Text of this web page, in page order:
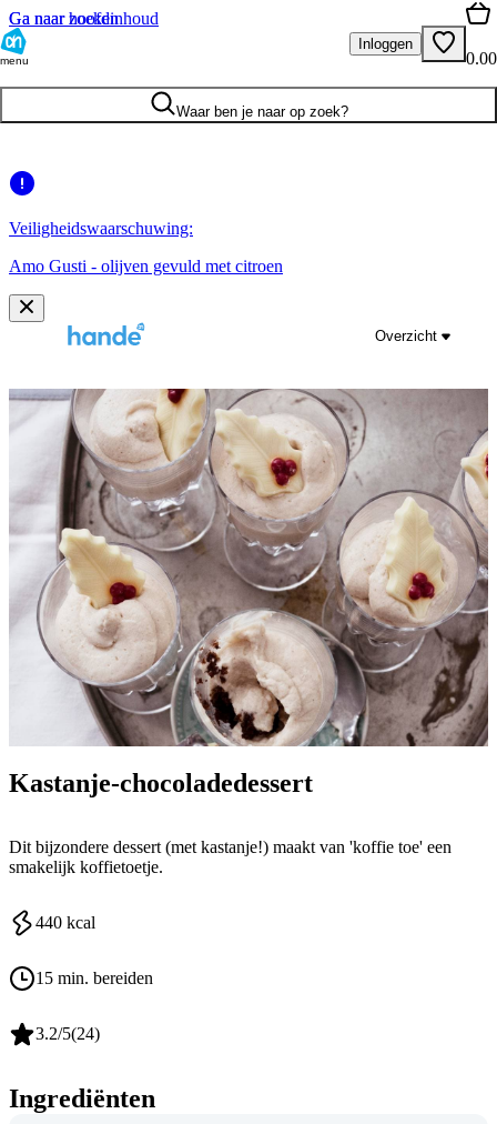
Ga naar hoofdinhoud
Ga naar zoeken
menu
Inloggen
0.00
Waar ben je naar op zoek?
Veiligheidswaarschuwing:
Amo Gusti - olijven gevuld met citroen
Overzicht
Kastanje-chocoladedessert
Dit bijzondere dessert (met kastanje!) maakt van 'koffie toe' een
smakelijk koffietoetje.
440 kcal
15 min. bereiden
3.2/5(24)
Ingrediënten